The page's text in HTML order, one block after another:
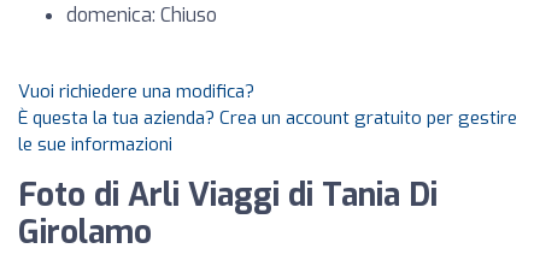
domenica: Chiuso
Vuoi richiedere una modifica?
È questa la tua azienda? Crea un account gratuito per gestire
le sue informazioni
Foto di Arli Viaggi di Tania Di
Girolamo